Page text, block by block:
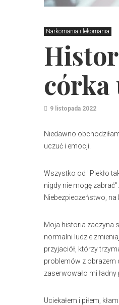
Narkomania i lekomania
córka
9 listopada 2022
Niedawno
uczuć i emocji.
Wszystko od "Piekło
nigdy nie mogę
Niebezpieczeństwo,
Moja historia zaczyna
normalni ludzie
przyjaciół, którzy
problemów z obrazem
zaserwowało mi
Uciekałem i piłem,